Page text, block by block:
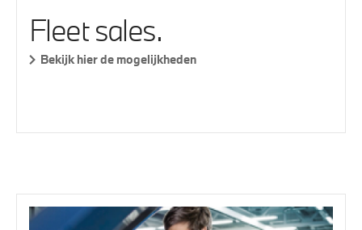
Fleet sales.
Bekijk hier de mogelijkheden